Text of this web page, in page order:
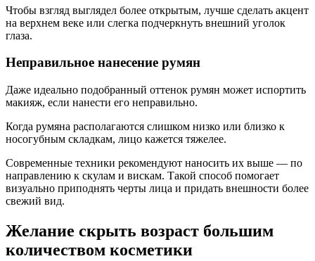
Чтобы взгляд выглядел более открытым, лучше сделать акцент
на верхнем веке или слегка подчеркнуть внешний уголок
глаза.
Неправильное нанесение румян
Даже идеально подобранный оттенок румян может испортить
макияж, если нанести его неправильно.
Когда румяна располагаются слишком низко или близко к
носогубным складкам, лицо кажется тяжелее.
Современные техники рекомендуют наносить их выше — по
направлению к скулам и вискам. Такой способ помогает
визуально приподнять черты лица и придать внешности более
свежий вид.
Желание скрыть возраст большим
количеством косметики